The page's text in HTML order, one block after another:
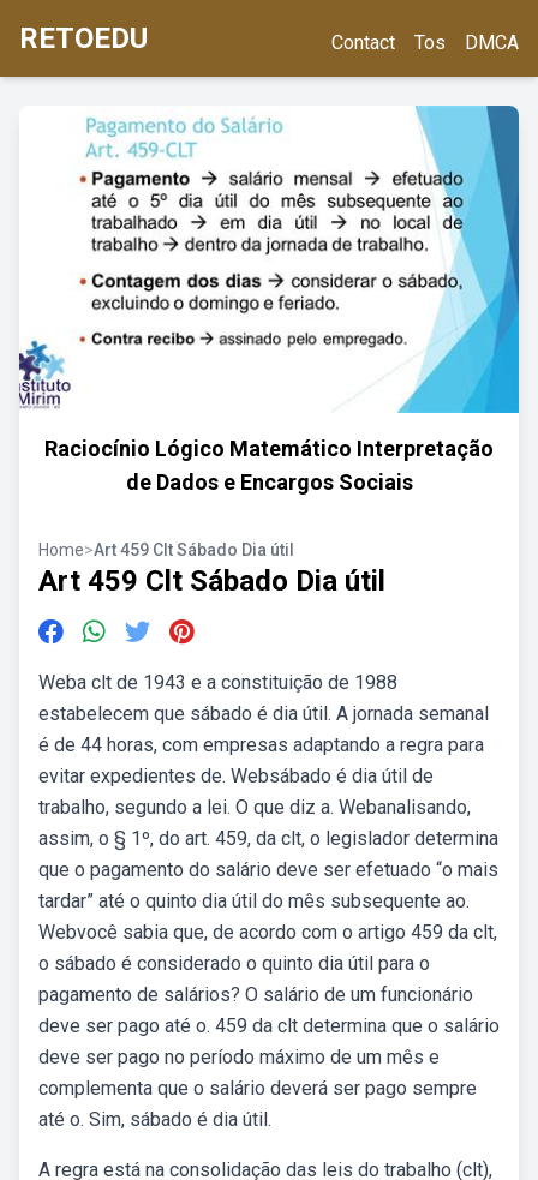
RETOEDU Contact Tos DMCA
Raciocínio Lógico Matemático Interpretação
de Dados e Encargos Sociais
Home>Art 459 Clt Sábado Dia útil
Art 459 Clt Sábado Dia útil
Weba clt de 1943 e a constituição de 1988
estabelecem que sábado é dia útil. A jornada semanal
é de 44 horas, com empresas adaptando a regra para
evitar expedientes de. Websábado é dia útil de
trabalho, segundo a lei. O que diz a. Webanalisando,
assim, o § 1º, do art. 459, da clt, o legislador determina
que o pagamento do salário deve ser efetuado “o mais
tardar” até o quinto dia útil do mês subsequente ao.
Webvocê sabia que, de acordo com o artigo 459 da clt,
o sábado é considerado o quinto dia útil para o
pagamento de salários? O salário de um funcionário
deve ser pago até o. 459 da clt determina que o salário
deve ser pago no período máximo de um mês e
complementa que o salário deverá ser pago sempre
até o. Sim, sábado é dia útil.
A regra está na consolidação das leis do trabalho (clt),